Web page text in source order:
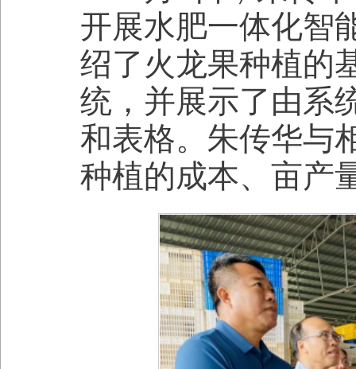
开展水肥一体化智
绍了火龙果种植的
统，并展示了由系
和表格。朱传华与
种植的成本、亩产